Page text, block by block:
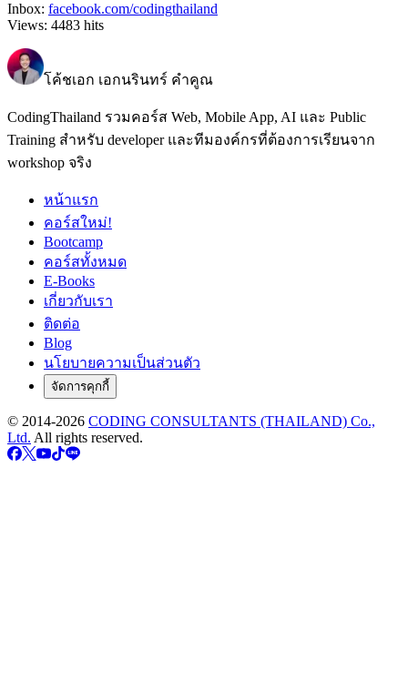
Inbox: facebook.com/codingthailand
Views: 4483 hits
โค้ชเอก เอกนรินทร์ คำคูณ
CodingThailand รวมคอร์ส Web, Mobile App, AI และ Public
Training สำหรับ developer และทีมองค์กรที่ต้องการเรียนจาก
workshop จริง
หน้าแรก
คอร์สใหม่!
Bootcamp
คอร์สทั้งหมด
E-Books
เกี่ยวกับเรา
ติดต่อ
Blog
นโยบายความเป็นส่วนตัว
จัดการคุกกี้
© 2014-2026 CODING CONSULTANTS (THAILAND) Co.,
Ltd. All rights reserved.